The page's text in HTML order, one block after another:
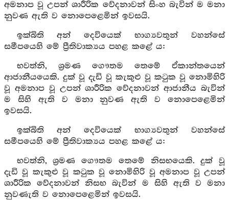
අමනාප වූ උපන් ශාරීරික වේදනාවන් සිංහ බැවින් ම මනා
නුවණ ඇති ව නොපෙළෙමින් ඉවසයි.
ඉක්බිති අන් දෙවියෙක් භාග්‍යවතුන් වහන්සේ
සමීපයෙහි මේ ප්‍රීතිවාක්‍යය පහළ කළේ ය:
භවත්නි, ශ්‍රමණ ගෞතම තෙමේ ඒකාන්තයෙන්
ආජානීයයෙකි. දුක් වූ දැඩි වූ කැකුළු වූ කටුක වූ නොමිහිරි
වූ අමනාප වූ උපන් ශාරීරික වේදනාවන් ආජානීය බැවින්
ම සිහි ඇති ව මනා නුවණ ඇති ව නොපෙළෙමින්
ඉවසයි.
ඉක්බිති අන් දෙවියෙක් භාග්‍යවතුන් වහන්සේ
සමීපයෙහි මේ ප්‍රීතිවාක්‍යය පහළ කළේ ය:
භවත්නි, ශ්‍රමණ ගෞතම තෙමේ නිසභයෙකි. දුක් වූ
දැඩි වූ කැකුළු වූ කටුක වූ නොමිහිරි වූ අමනාප වූ උපන්
ශාරීරික වේදනාවන් නිසභ බැවින් ම සිහි ඇති ව මනා
නුවණැති ව නොපෙළෙමින් ඉවසයි.